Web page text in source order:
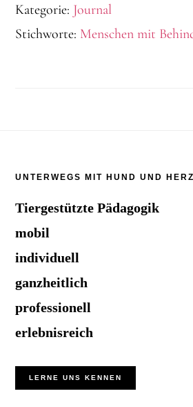
Kategorie: Journal
Stichworte: Menschen mit
UNTERWEGS MIT HUND UND HERZ
Tiergestützte Pädagogik
mobil
individuell
ganzheitlich
professionell
erlebnisreich
LERNE UNS KENNEN